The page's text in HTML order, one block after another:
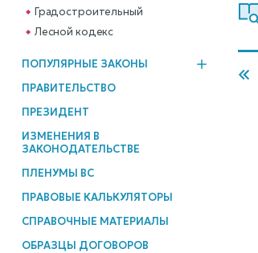
Градостроительный
Лесной кодекс
ПОПУЛЯРНЫЕ ЗАКОНЫ
ПРАВИТЕЛЬСТВО
ПРЕЗИДЕНТ
ИЗМЕНЕНИЯ В
ЗАКОНОДАТЕЛЬСТВЕ
ПЛЕНУМЫ ВС
ПРАВОВЫЕ КАЛЬКУЛЯТОРЫ
СПРАВОЧНЫЕ МАТЕРИАЛЫ
ОБРАЗЦЫ ДОГОВОРОВ